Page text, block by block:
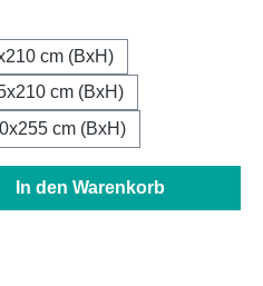
cm (BxH)
cm (BxH)
cm (BxH)
den gewünschten
In den Warenkorb